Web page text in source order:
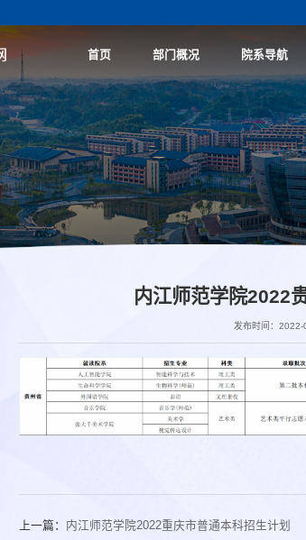
首页 部门概况 院系导航
内江师范学院2022
发布时间：2022-
上一篇： 内江师范学院2022重庆市普通本科招生计划